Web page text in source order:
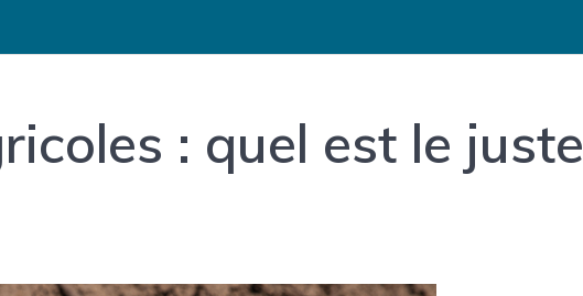
: quel est le juste